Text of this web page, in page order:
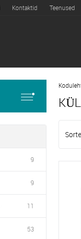
Kontaktid Teenused
9
9
11
53